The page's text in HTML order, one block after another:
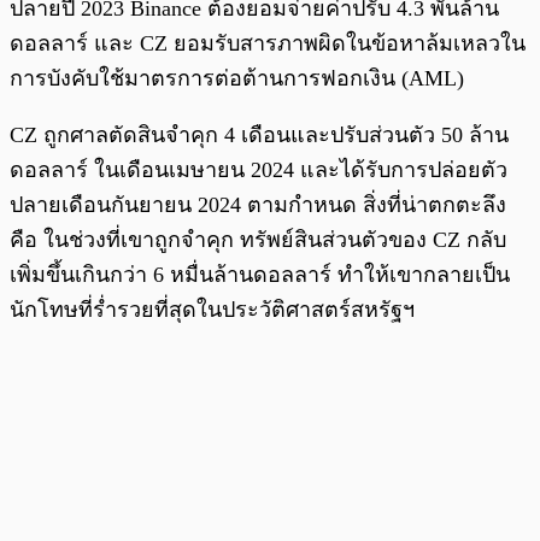
ปลายปี 2023 Binance ต้องยอมจ่ายค่าปรับ 4.3 พันล้าน
ดอลลาร์ และ CZ ยอมรับสารภาพผิดในข้อหาล้มเหลวใน
การบังคับใช้มาตรการต่อต้านการฟอกเงิน (AML)
CZ ถูกศาลตัดสินจำคุก 4 เดือนและปรับส่วนตัว 50 ล้าน
ดอลลาร์ ในเดือนเมษายน 2024 และได้รับการปล่อยตัว
ปลายเดือนกันยายน 2024 ตามกำหนด สิ่งที่น่าตกตะลึง
คือ ในช่วงที่เขาถูกจำคุก ทรัพย์สินส่วนตัวของ CZ กลับ
เพิ่มขึ้นเกินกว่า 6 หมื่นล้านดอลลาร์ ทำให้เขากลายเป็น
นักโทษที่ร่ำรวยที่สุดในประวัติศาสตร์สหรัฐฯ